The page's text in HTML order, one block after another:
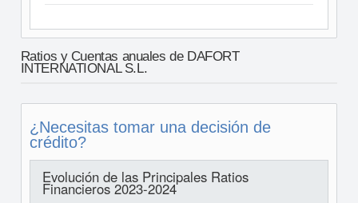
Ratios y Cuentas anuales de DAFORT
INTERNATIONAL S.L.
¿Necesitas tomar una decisión de
crédito?
Evolución de las Principales Ratios
Financieros 2023-2024